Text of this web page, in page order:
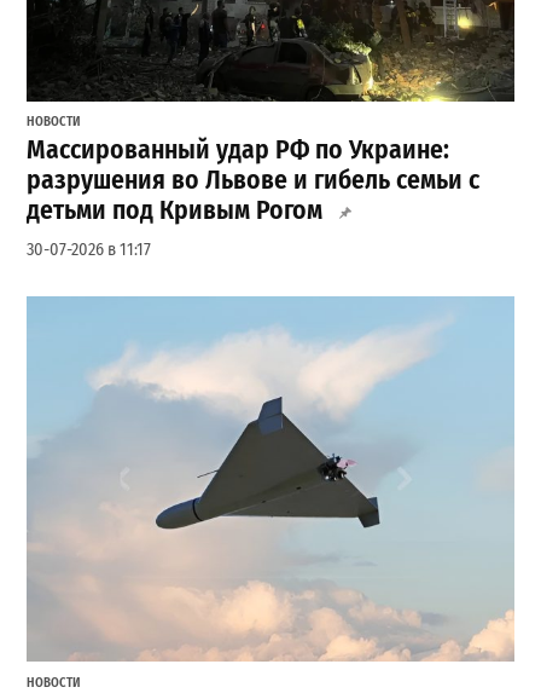
НОВОСТИ
Массированный удар РФ по Украине:
разрушения во Львове и гибель семьи с
детьми под Кривым Рогом
30-07-2026 в 11:17
НОВОСТИ